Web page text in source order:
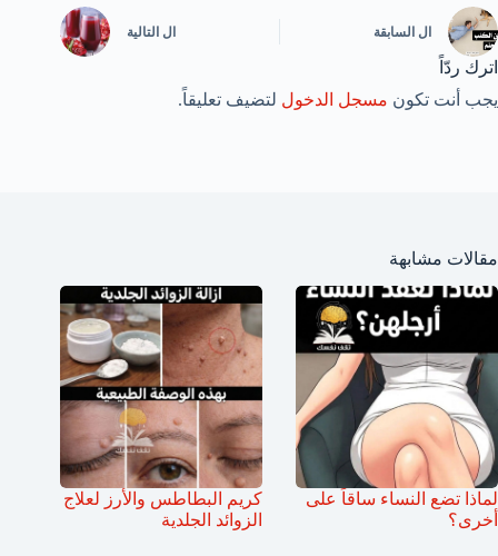
ال السابقة ال التالية
اترك ردّاً
يجب أنت تكون مسجل الدخول لتضيف تعليقاً.
مقالات مشابهة
لماذا تضع النساء ساقاً على
أخرى؟
كريم البطاطس والأرز لعلاج
الزوائد الجلدية